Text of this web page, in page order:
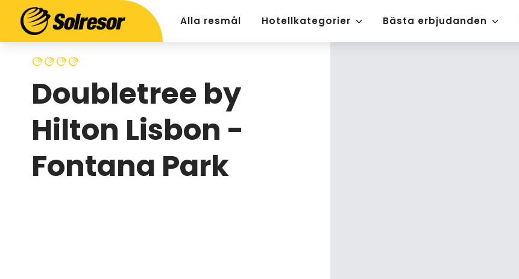
Alla resmål Hotellkategorier Bästa erbjudanden
Doubletree by
Hilton Lisbon -
Fontana Park